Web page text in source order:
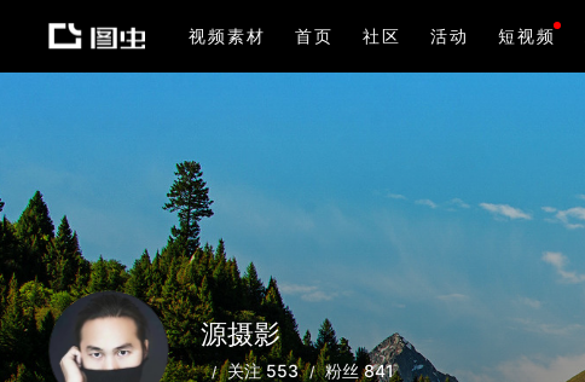
视频素材 首页 社区 活动 短视频
源摄影
关注 553 粉丝 841